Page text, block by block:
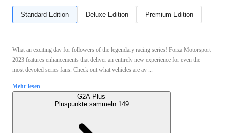
Standard Edition Deluxe Edition Premium Edition
What an exciting day for followers of the legendary racing series! Forza Motorsport
2023 features enhancements that deliver an entirely new experience for even the
most devoted series fans. Check out what vehicles are av ...
Mehr lesen
G2A Plus
Pluspunkte sammeln:149